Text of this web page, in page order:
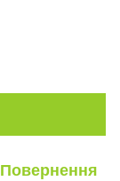
Повернення